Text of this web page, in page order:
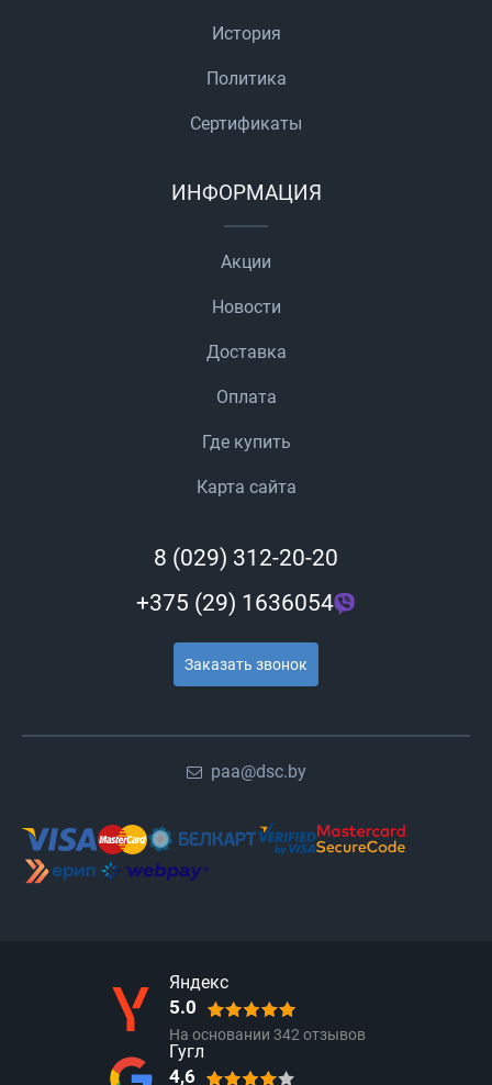
История
Политика
Сертификаты
ИНФОРМАЦИЯ
Акции
Новости
Доставка
Оплата
Где купить
Карта сайта
8 (029) 312-20-20
+375 (29) 1636054
Заказать звонок
paa@dsc.by
Яндекс
5.0
На основании 342 отзывов
Гугл
4,6